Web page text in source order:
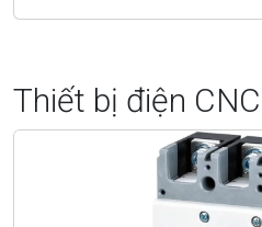
Thiết bị điện CNC